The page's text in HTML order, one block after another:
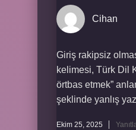
Cihan
Giriş rakipsiz
kelimesi, Türk Dil
örtbas etmek”
şeklinde yanlış
Ekim 25, 2025